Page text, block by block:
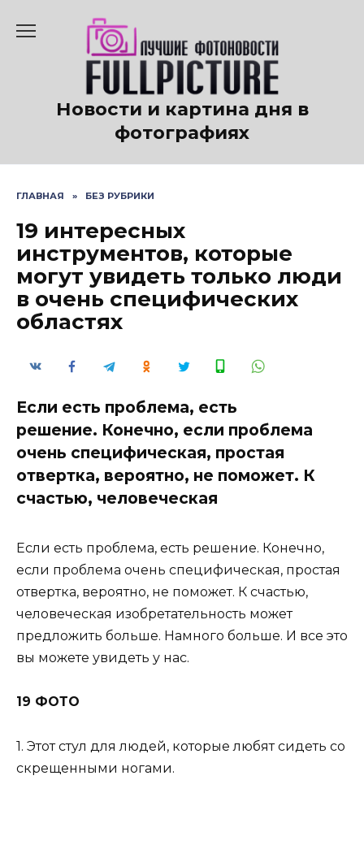
содержанию
Новости и картина дня в
фотографиях
ГЛАВНАЯ » БЕЗ РУБРИКИ
19 интересных
инструментов, которые
могут увидеть только люди
в очень специфических
областях
Если есть проблема, есть
решение. Конечно, если проблема
очень специфическая, простая
отвертка, вероятно, не поможет. К
счастью, человеческая
Если есть проблема, есть решение. Конечно,
если проблема очень специфическая, простая
отвертка, вероятно, не поможет. К счастью,
человеческая изобретательность может
предложить больше. Намного больше. И все это
вы можете увидеть у нас.
19 ФОТО
1. Этот стул для людей, которые любят сидеть со
скрещенными ногами.